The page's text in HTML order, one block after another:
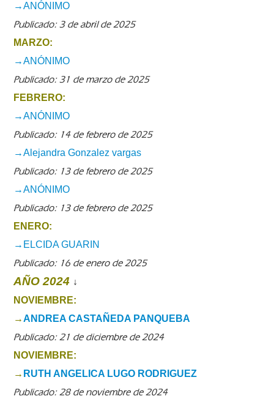
→ANÓNIMO
Publicado: 3 de abril de 2025
MARZO:
→ANÓNIMO
Publicado: 31 de marzo de 2025
FEBRERO:
→ANÓNIMO
Publicado: 14 de febrero de 2025
→Alejandra Gonzalez vargas
Publicado: 13 de febrero de 2025
→ANÓNIMO
Publicado: 13 de febrero de 2025
ENERO:
→ELCIDA GUARIN
Publicado: 16 de enero de 2025
AÑO 2024 ↓
NOVIEMBRE:
→ANDREA CASTAÑEDA PANQUEBA
Publicado: 21 de diciembre de 2024
NOVIEMBRE:
→ RUTH ANGELICA LUGO RODRIGUEZ
Publicado: 28 de noviembre de 2024